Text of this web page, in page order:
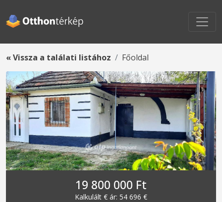
« Vissza a találati listához Főoldal
19 800 000 Ft
Kalkulált € ár: 54 696 €